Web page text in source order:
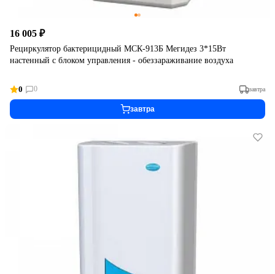
16 005 ₽
Рециркулятор бактерицидный МСК-913Б Мегидез 3*15Вт
настенный с блоком управления - обеззараживание воздуха
0 0 завтра
завтра